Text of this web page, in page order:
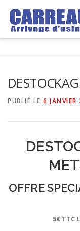
contenu
ARRIVAGES
PUBLIÉ LE 6 JANVIER
OFFRE
5€ TTC